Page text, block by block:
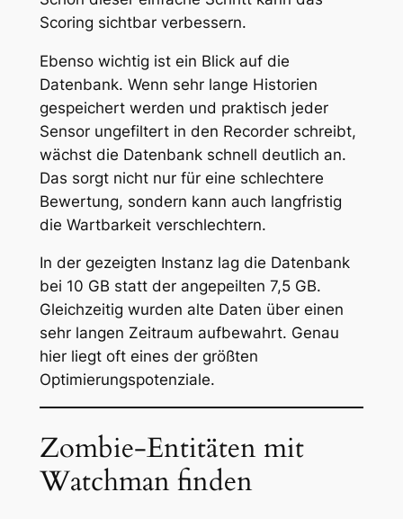
Scoring sichtbar verbessern.
Ebenso wichtig ist ein Blick auf die
Datenbank. Wenn sehr lange Historien
gespeichert werden und praktisch jeder
Sensor ungefiltert in den Recorder schreibt,
wächst die Datenbank schnell deutlich an.
Das sorgt nicht nur für eine schlechtere
Bewertung, sondern kann auch langfristig
die Wartbarkeit verschlechtern.
In der gezeigten Instanz lag die Datenbank
bei 10 GB statt der angepeilten 7,5 GB.
Gleichzeitig wurden alte Daten über einen
sehr langen Zeitraum aufbewahrt. Genau
hier liegt oft eines der größten
Optimierungspotenziale.
Zombie-Entitäten mit
Watchman finden